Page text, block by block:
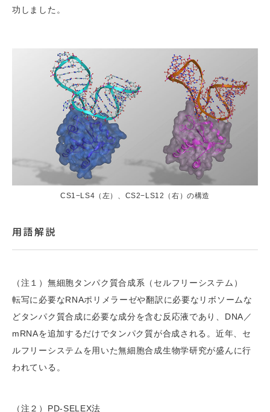
功しました。
CS1−LS4（左）、CS2−LS12（右）の構造
用語解説
（注１）無細胞タンパク質合成系（セルフリーシステム）
転写に必要なRNAポリメラーゼや翻訳に必要なリボソームな
どタンパク質合成に必要な成分を含む反応液であり、DNA／
mRNAを追加するだけでタンパク質が合成される。近年、セ
ルフリーシステムを用いた無細胞合成生物学研究が盛んに行
われている。
（注２）PD-SELEX法